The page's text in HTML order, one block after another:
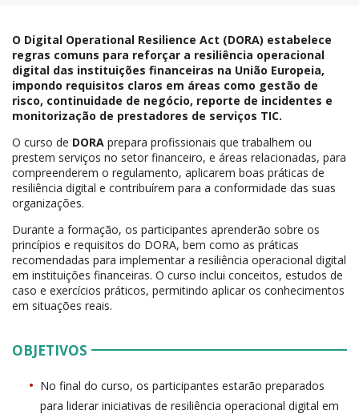
O Digital Operational Resilience Act (DORA) estabelece
regras comuns para reforçar a resiliência operacional
digital das instituições financeiras na União Europeia,
impondo requisitos claros em áreas como gestão de
risco, continuidade de negócio, reporte de incidentes e
monitorização de prestadores de serviços TIC.
O curso de DORA prepara profissionais que trabalhem ou
prestem serviços no setor financeiro, e áreas relacionadas, para
compreenderem o regulamento, aplicarem boas práticas de
resiliência digital e contribuírem para a conformidade das suas
organizações.
Durante a formação, os participantes aprenderão sobre os
princípios e requisitos do DORA, bem como as práticas
recomendadas para implementar a resiliência operacional digital
em instituições financeiras. O curso inclui conceitos, estudos de
caso e exercícios práticos, permitindo aplicar os conhecimentos
em situações reais.
OBJETIVOS
No final do curso, os participantes estarão preparados
para liderar iniciativas de resiliência operacional digital em